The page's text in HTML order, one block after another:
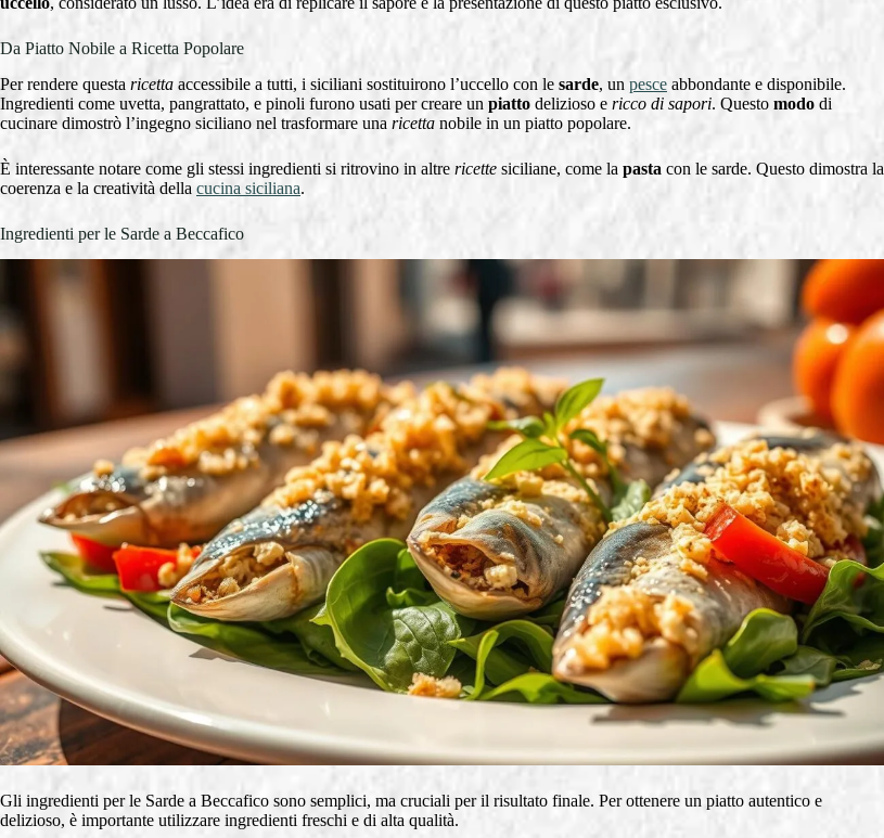
Da Piatto Nobile a Ricetta Popolare
Per rendere questa ricetta accessibile a tutti, i siciliani sostituirono l’uccello con le sarde, un pesce abbondante e disponibile.
Ingredienti come uvetta, pangrattato, e pinoli furono usati per creare un piatto delizioso e ricco di sapori. Questo modo di
cucinare dimostrò l’ingegno siciliano nel trasformare una ricetta nobile in un piatto popolare.
È interessante notare come gli stessi ingredienti si ritrovino in altre ricette siciliane, come la pasta con le sarde. Questo dimostra la
coerenza e la creatività della cucina siciliana.
Ingredienti per le Sarde a Beccafico
Gli ingredienti per le Sarde a Beccafico sono semplici, ma cruciali per il risultato finale. Per ottenere un piatto autentico e
delizioso, è importante utilizzare ingredienti freschi e di alta qualità.